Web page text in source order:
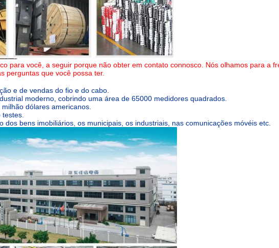
para você, a seguir porque não obter em contato connosco. Nós olhamos para a
perguntas que você possa ter.
e de vendas do fio e do cabo.
moderno, cobrindo uma área de 65000 medidores quadrados.
dólares americanos.
bens imobiliários, os municipais, os industriais, nas comunicações móvéis etc.